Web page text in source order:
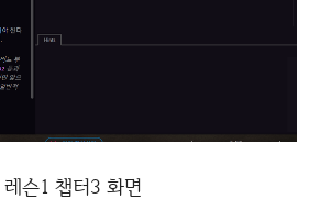
레슨1 챕터3 화면